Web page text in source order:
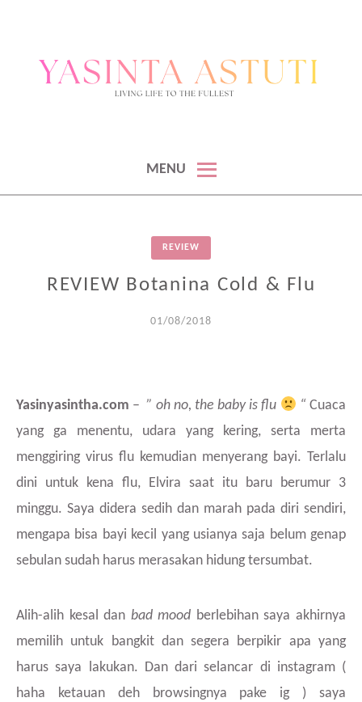
MENU
REVIEW
REVIEW Botanina Cold & Flu
01/08/2018
Yasinyasintha.com –” oh no, the baby is flu “ Cuaca
yang ga menentu, udara yang kering, serta merta
menggiring virus flu kemudian menyerang bayi. Terlalu
dini untuk kena flu, Elvira saat itu baru berumur 3
minggu. Saya didera sedih dan marah pada diri sendiri,
mengapa bisa bayi kecil yang usianya saja belum genap
sebulan sudah harus merasakan hidung tersumbat.
Alih-alih kesal dan bad mood berlebihan saya akhirnya
memilih untuk bangkit dan segera berpikir apa yang
harus saya lakukan. Dan dari selancar di instagram (
haha ketauan deh browsingnya pake ig ) saya